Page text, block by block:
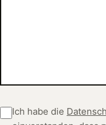
Ich habe die